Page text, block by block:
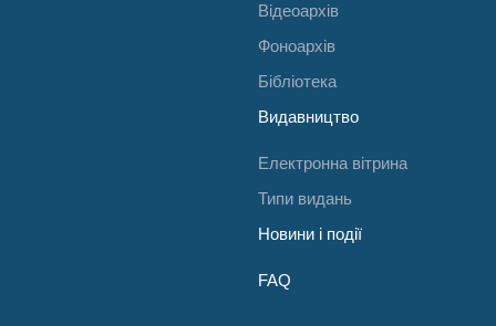
Відеоархів
Фоноархів
Бібліотека
Видавництво
Електронна вітрина
Типи видань
Новини і події
FAQ